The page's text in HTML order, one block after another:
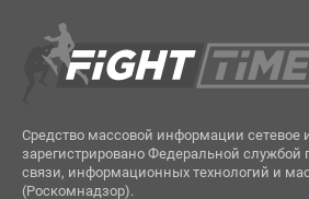
Средство массовой информации сетевое
зарегистрировано Федеральной службой
связи, информационных технологий и
(Роскомнадзор).